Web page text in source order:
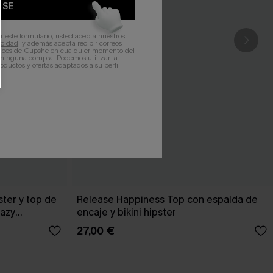
y top de
Release Happiness Top con espalda de
encaje y bikini hipster
27,00 €
formulario, usted acepta nuestros
, y además acepta recibir correos
de Cupshe en cualquier momento del
compra. Podemos utilizar la
y ofertas adaptados a su perfil.